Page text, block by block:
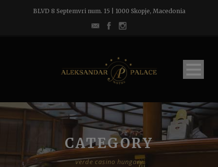
BLVD 8 Septemvri num. 15 | 1000 Skopje, Macedonia
CATEGORY
verde casino hungary